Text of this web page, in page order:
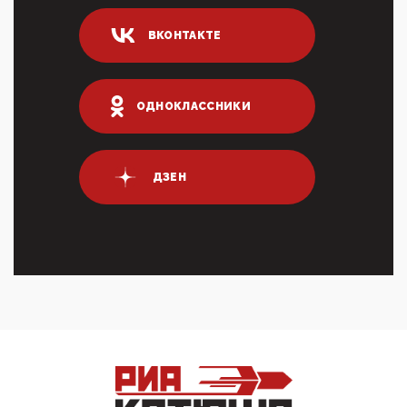
ИНН для переводов по СБП это первый шаг из
логических двухЗаполнение ИНН при любых
переводах по ...
03:35, 10 Апреля 2026
Суммарное вознаграждение менеджменту в 15
крупных банках по итогам 2025 года превысило 63
млрд руб. ...
03:01, 10 Апреля 2026
Террорист и убийца Буданов вальяжно сообщил,
что союзники просили Киев не наносить удары по
энергети...
Госуслугах уме...
12:01, 10 Апреля 2026
ВКОНТАКТЕ
ОДНОКЛАССНИКИ
ДЗЕН